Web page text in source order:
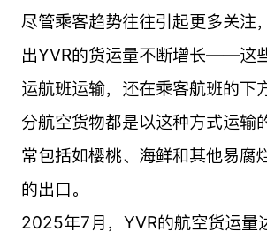
尽管乘客趋势往往引起更多关注
出YVR的货运量不断增长——这
运航班运输，还在乘客航班的下
分航空货物都是以这种方式运输
常包括如樱桃、海鲜和其他易腐
的出口。
2025年7月，YVR的航空货运量